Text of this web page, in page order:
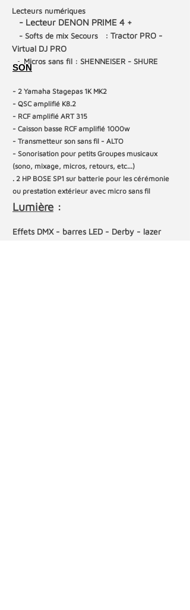
Lecteurs numériques
- Lecteur DENON PRIME 4 +
- Softs de mix Secours : Tractor PRO -
Virtual DJ PRO
- Micros sans fil : SHENNEISER - SHURE
SON
- 2 Yamaha Stagepas 1K MK2
- QSC amplifié K8.2
- RCF amplifié ART 315
- Caisson basse RCF amplifié 1000w
- Transmetteur son sans fil - ALTO
- Sonorisation pour petits Groupes musicaux
(sono, mixage, micros, retours, etc...)
. 2 HP BOSE SP1 sur batterie pour les cérémonie
ou prestation extérieur avec micro sans fil
Lumière :
Effets DMX - barres LED - Derby - lazer